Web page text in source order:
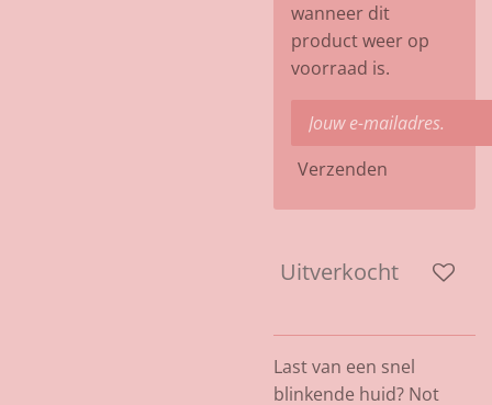
wanneer dit
product weer op
voorraad is.
Verzenden
Uitverkocht
Last van een snel
blinkende huid? Not